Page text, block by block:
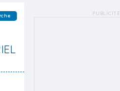
PUBLICITÉ